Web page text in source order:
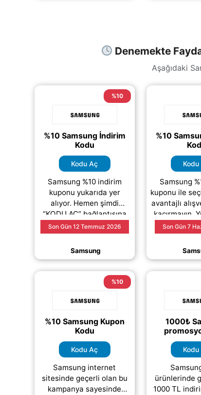
Denemekte
Aşağıdaki
%10
%10 Samsung İndirim
Kodu
Kodu Aç
Samsung %10 indirim
kuponu yukarıda yer
alıyor. Hemen şimdi
“KODU AÇ” bağlantısına
tıklayarak indirim
kodunuzu görüntüleyebilir
ücretsiz
(daha&helliip;)
Son Gün 12 Temmuz 2026
Samsung
%10
Samsung
kuponu ile
avantajlı
kaçırmayın.
alan
yararlanmak
Son Gün 7
%10
%10 Samsung Kupon
Kodu
Kodu Aç
Samsung internet
sitesinde geçerli olan bu
kampanya sayesinde
1000₺
ürünlerinde
1000 TL